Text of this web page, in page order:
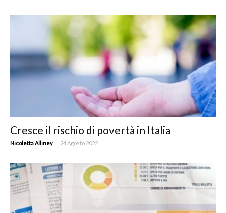
Cresce il rischio di povertà in Italia
Nicoletta Alliney - 24 Agosto 2022